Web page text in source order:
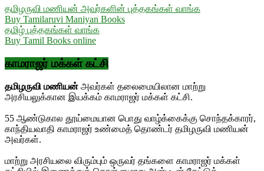
தமிழருவி மணியன் அவர்களின் புத்தகங்கள் வாங்க
Buy Tamilaruvi Maniyan Books
தமிழ் புத்தகங்கள் வாங்க
Buy Tamil Books online
காமராஜர் மக்கள் கட்சி
தமிழருவி மணியன் அவர்கள் தலைமையிலான மாற்று
அரசியலுக்கான இயக்கம் காமராஜர் மக்கள் கட்சி.
55 ஆண்டுகால தூய்மையான பொது வாழ்க்கைக்கு சொந்தக்காரர்,
காந்தியவாதி காமராஜர் உண்மைத் தொண்டர் தமிழருவி மணியன்
அவர்கள்.
மாற்று அரசியலை விரும்பும் ஒருவர் தங்களை காமராஜர் மக்கள்